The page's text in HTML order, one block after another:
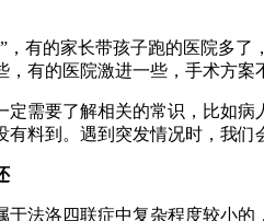
，有的家长带孩子跑的医院多
，有的医院激进一些，手术方
定需要了解相关的常识，比如
有料到。遇到突发情况时，我
于法洛四联症中复杂程度较小